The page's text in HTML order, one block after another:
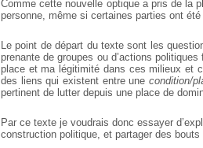
Comme cette nouvelle optique a pris de la
personne, même si certaines parties ont
Le point de départ du texte sont les
prenante de groupes ou d’actions
place et ma légitimité dans ces milieux et
des liens qui existent entre une condition/
pertinent de lutter depuis une place de
Par ce texte je voudrais donc essayer
construction politique, et partager des